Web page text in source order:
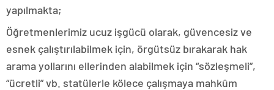
yapılmakta;
Öğretmenlerimiz ucuz işgücü olarak, güvencesiz ve
esnek çalıştırılabilmek için, örgütsüz bırakarak hak
arama yollarını ellerinden alabilmek için “sözleşmeli”,
“ücretli” vb. statülerle kölece çalışmaya mahkûm